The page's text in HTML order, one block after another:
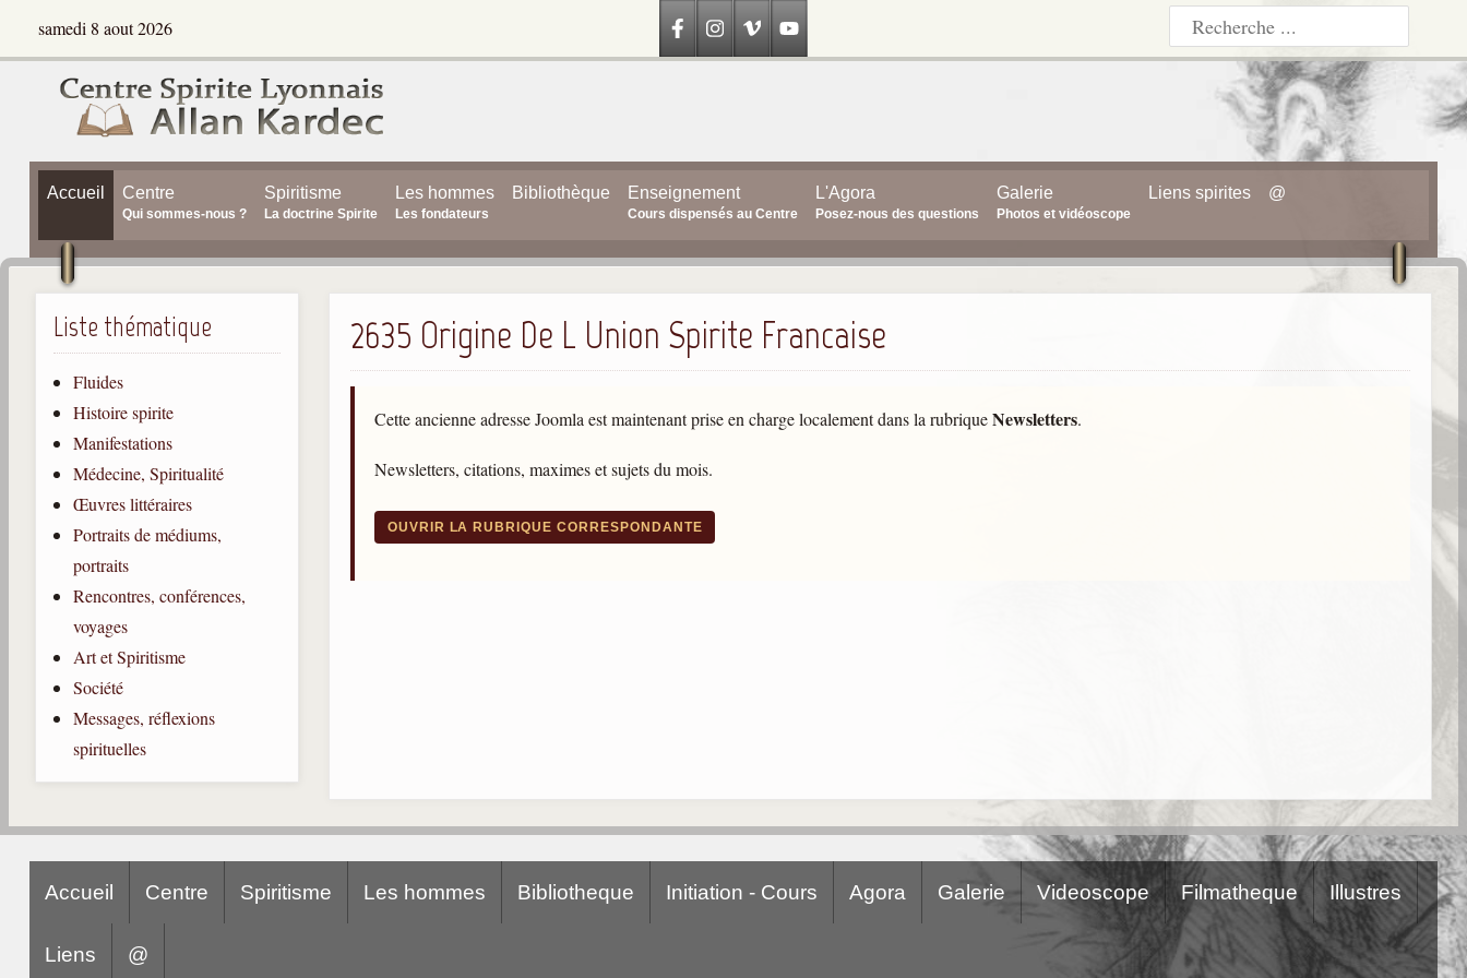
samedi 8 aout 2026
Accueil Centre
Qui sommes-nous ?
Spiritisme
La doctrine Spirite
Les hommes
Les fondateurs
Bibliothèque Enseignement
Cours dispensés au Centre
L'Agora
Posez-nous des questions
Galerie
Photos et vidéoscope
Liens spirites @
Liste thématique
Fluides
Histoire spirite
Manifestations
Médecine, Spiritualité
Œuvres littéraires
Portraits de médiums,
portraits
Rencontres, conférences,
voyages
Art et Spiritisme
Société
Messages, réflexions
spirituelles
2635 Origine De L Union Spirite Francaise
Cette ancienne adresse Joomla est maintenant prise en charge localement dans la rubriqueNewsletters.
Newsletters, citations, maximes et sujets du mois.
OUVRIR LA RUBRIQUE CORRESPONDANTE
Accueil Centre Spiritisme Les hommes Bibliotheque Initiation - Cours Agora Galerie Videoscope Filmatheque Illustres
Liens @